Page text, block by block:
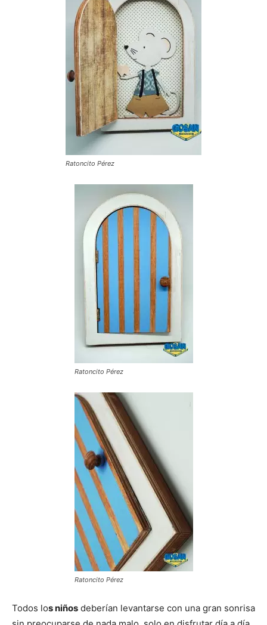
Ratoncito Pérez
Ratoncito Pérez
Ratoncito Pérez
Todos los niños deberían levantarse con una gran sonrisa